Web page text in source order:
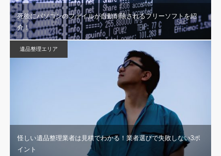
死後にパソコンのファイルが自動削除されるフリーソフトを紹
介！
遺品整理エリア
怪しい遺品整理業者は見積でわかる！業者選びで失敗しない3ポ
イント